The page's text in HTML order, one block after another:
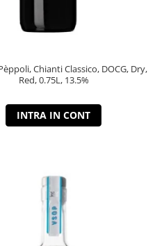
Chianti Classico, DOCG, Dry,
Red, 0.75L, 13.5%
INTRA IN CONT